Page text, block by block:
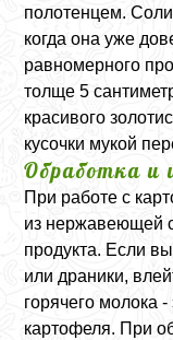
полотенцем.
когда она уже
равномерного
толще 5
красивого
кусочки мукой
Обработка и
При работе с
из нержавеющей
продукта. Если
или драники,
горячего молока
картофеля. При